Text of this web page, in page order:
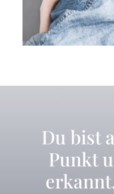
Du bist
Punkt